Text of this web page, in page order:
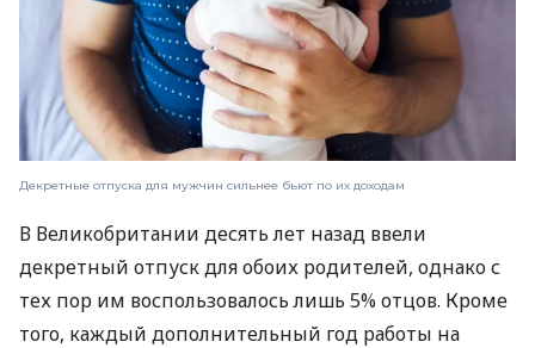
Декретные отпуска для мужчин сильнее бьют по их доходам
В Великобритании десять лет назад ввели
декретный отпуск для обоих родителей, однако с
тех пор им воспользовалось лишь 5% отцов. Кроме
того, каждый дополнительный год работы на